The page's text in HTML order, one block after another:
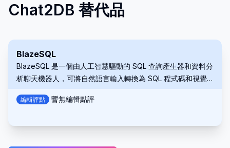
Chat2DB 替代品
BlazeSQL
BlazeSQL 是一個由人工智慧驅動的 SQL 查詢產生器和資料分
析聊天機器人，可將自然語言輸入轉換為 SQL 程式碼和視覺
編輯評點 暫無編輯點評